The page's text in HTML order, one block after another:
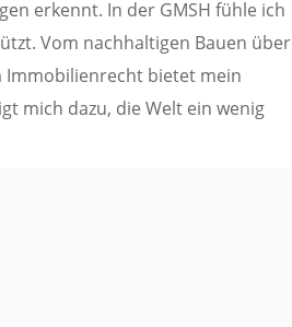
erkennt. In der GMSH fühle ich
Vom nachhaltigen Bauen über
Immobilienrecht bietet mein
mich dazu, die Welt ein wenig